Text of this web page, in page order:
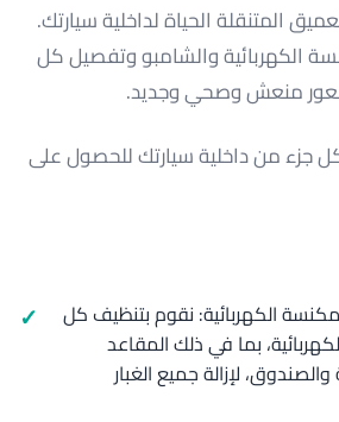
المتنقلة الحياة لداخلية سيارتك.
الكهربائية والشامبو وتفصيل كل
منعش وصحي وجديد.
جزء من داخلية سيارتك للحصول على
الكهربائية: نقوم بتنظيف كل
بما في ذلك المقاعد
لإزالة جميع الغبار